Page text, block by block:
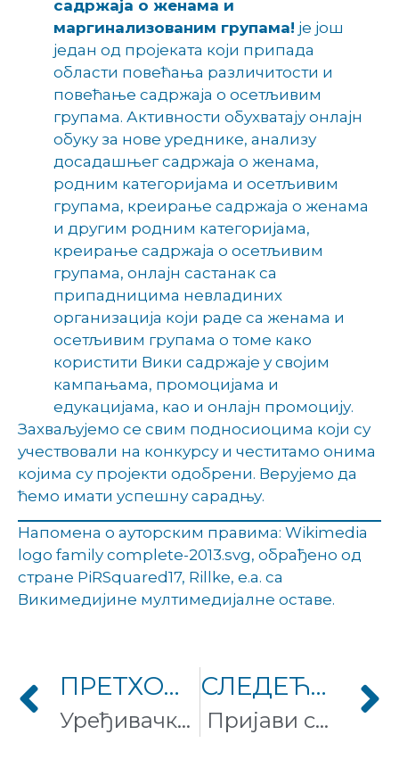
садржаја о женама и
маргинализованим групама! је још
један од пројеката који припада
области повећања различитости и
повећање садржаја о осетљивим
групама. Активности обухватају онлајн
обуку за нове уреднике, анализу
досадашњег садржаја о женама,
родним категоријама и осетљивим
групама, креирање садржаја о женама
и другим родним категоријама,
креирање садржаја о осетљивим
групама, онлајн састанак са
припадницима невладиних
организација који раде са женама и
осетљивим групама о томе како
користити Вики садржаје у својим
кампањама, промоцијама и
едукацијама, као и онлајн промоцију.
Захваљујемо се свим подносиоцима који су
учествовали на конкурсу и честитамо онима
којима су пројекти одобрени. Верујемо да
ћемо имати успешну сарадњу.
Напомена о ауторским правима: Wikimedia
logo family complete-2013.svg, обрађено од
стране PiRSquared17, Rillke, e.a. са
Викимедијине мултимедијалне оставе.
ПРЕТХОДНИ ЧЛАНАК
Уређивачки маратон – Вики воли прајд 2020
СЛЕДЕЋИ ЧЛАНАК
Пријави се за Онлајн Еду Вики камп 2020!